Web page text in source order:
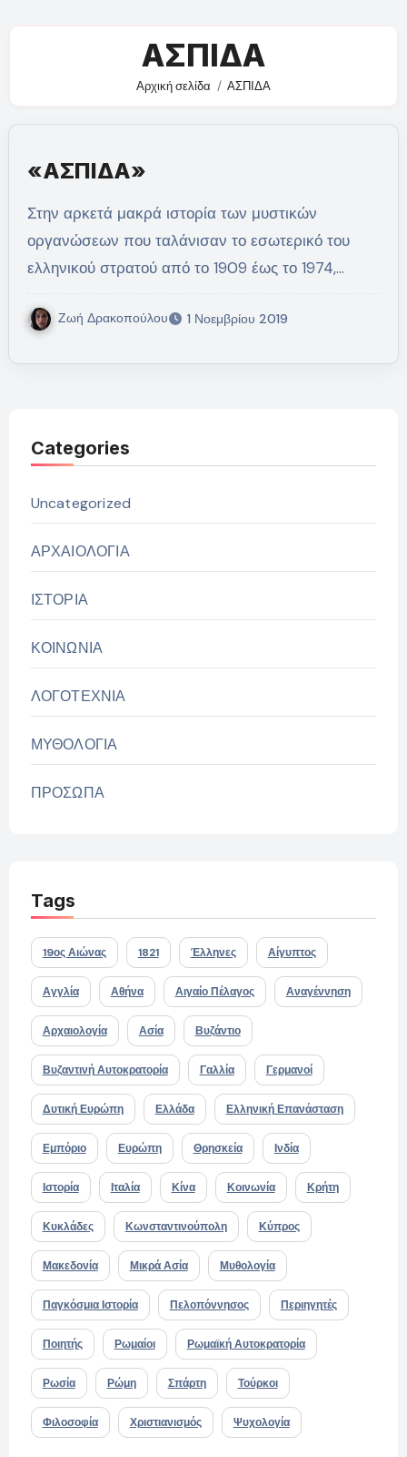
ΑΣΠΙΔΑ
Αρχική σελίδα ΑΣΠΙΔΑ
«ΑΣΠΙΔΑ»
Στην αρκετά μακρά ιστορία των μυστικών
οργανώσεων που ταλάνισαν το εσωτερικό του
ελληνικού στρατού από το 1909 έως το 1974,…
Ζωή Δρακοπούλου 1 Νοεμβρίου 2019
Categories
Uncategorized
ΑΡΧΑΙΟΛΟΓΙΑ
ΙΣΤΟΡΙΑ
ΚΟΙΝΩΝΙΑ
ΛΟΓΟΤΕΧΝΙΑ
ΜΥΘΟΛΟΓΙΑ
ΠΡΟΣΩΠΑ
Tags
19ος Αιώνας 1821 Έλληνες Αίγυπτος
Αγγλία Αθήνα Αιγαίο Πέλαγος Αναγέννηση
Αρχαιολογία Ασία Βυζάντιο
Βυζαντινή Αυτοκρατορία Γαλλία Γερμανοί
Δυτική Ευρώπη Ελλάδα Ελληνική Επανάσταση
Εμπόριο Ευρώπη Θρησκεία Ινδία
Ιστορία Ιταλία Κίνα Κοινωνία Κρήτη
Κυκλάδες Κωνσταντινούπολη Κύπρος
Μακεδονία Μικρά Ασία Μυθολογία
Παγκόσμια Ιστορία Πελοπόννησος Περιηγητές
Ποιητής Ρωμαίοι Ρωμαϊκή Αυτοκρατορία
Ρωσία Ρώμη Σπάρτη Τούρκοι
Φιλοσοφία Χριστιανισμός Ψυχολογία